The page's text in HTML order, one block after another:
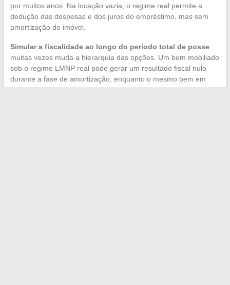
por muitos anos. Na locação vazia, o regime real permite a
dedução das despesas e dos juros do empréstimo, mas sem
amortização do imóvel.
Simular a fiscalidade ao longo do período total de posse
muitas vezes muda a hierarquia das opções. Um bem mobiliado
sob o regime LMNP real pode gerar um resultado fiscal nulo
durante a fase de amortização, enquanto o mesmo bem em